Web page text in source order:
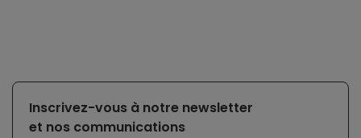
Inscrivez-vous à notre newsletter
et nos communications